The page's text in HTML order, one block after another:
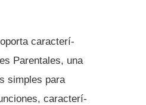
caracterí­
Parentales, una
simples para
caracterí­